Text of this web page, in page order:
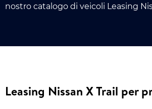
nostro catalogo di veicoli Leasing
Leasing Nissan X Trail per